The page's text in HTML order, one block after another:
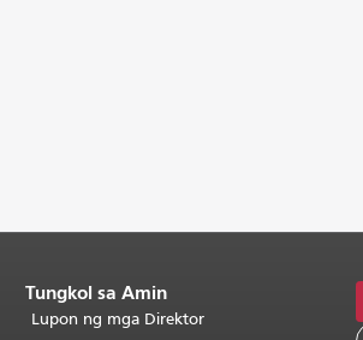
Tungkol sa Amin
Lupon ng mga Direktor